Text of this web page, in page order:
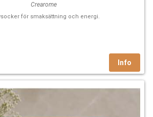
Crearome
för smaksättning och energi.